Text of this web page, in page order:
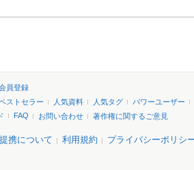
員登録
ストセラー 人気資料 人気タグ
パワーユーザー
FAQ お問い合わせ 著作権に関するご意見
携について 利用規約 プライバシーポリシ